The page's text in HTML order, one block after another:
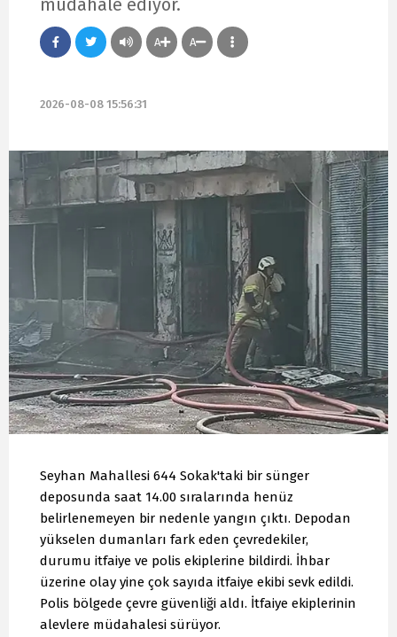
müdahale ediyor.
A A
2026-08-08 15:56:31
Seyhan Mahallesi 644 Sokak'taki bir sünger
deposunda saat 14.00 sıralarında henüz
belirlenemeyen bir nedenle yangın çıktı. Depodan
yükselen dumanları fark eden çevredekiler,
durumu itfaiye ve polis ekiplerine bildirdi. İhbar
üzerine olay yine çok sayıda itfaiye ekibi sevk edildi.
Polis bölgede çevre güvenliği aldı. İtfaiye ekiplerinin
alevlere müdahalesi sürüyor.